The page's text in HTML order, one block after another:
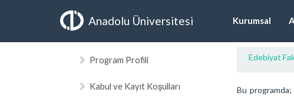
Anadolu Üniversitesi Kurumsal
Program Profili
Kabul ve Kayıt Koşulları
Edebiyat
Bu programda;